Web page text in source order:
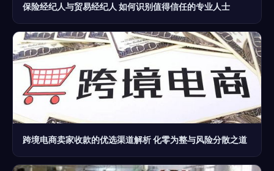
保险经纪人与贸易经纪人 如何识别值得信任的专业人士
跨境电商卖家收款的优选渠道解析 化零为整与风险分散之道